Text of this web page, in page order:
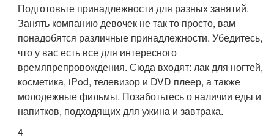
Подготовьте принадлежности для разных занятий.
Занять компанию девочек не так то просто, вам
понадобятся различные принадлежности. Убедитесь,
что у вас есть все для интересного
времяпрепровождения. Сюда входят: лак для ногтей,
косметика, iPod, телевизор и DVD плеер, а также
молодежные фильмы. Позаботьтесь о наличии еды и
напитков, подходящих для ужина и завтрака.
4